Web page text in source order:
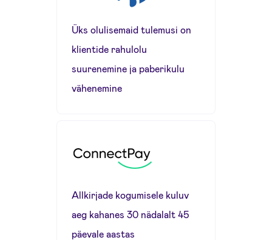
Üks olulisemaid tulemusi on
klientide rahulolu
suurenemine ja paberikulu
vähenemine
Allkirjade kogumisele kuluv
aeg kahanes 30 nädalalt 45
päevale aastas